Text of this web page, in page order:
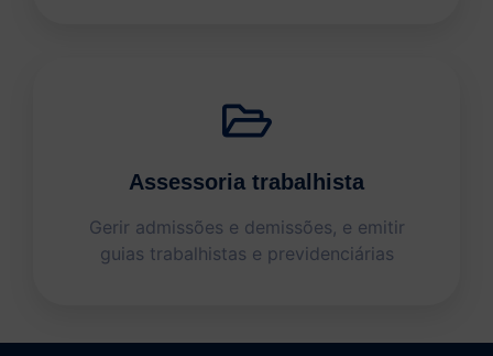
Assessoria trabalhista
Gerir admissões e demissões, e emitir
guias trabalhistas e previdenciárias